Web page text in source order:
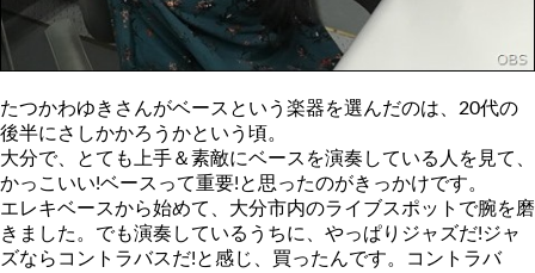
たつかわゆきさんがベースという楽器を選んだのは、20代の
後半にさしかかろうかという頃。
大分で、とても上手＆素敵にベースを演奏している人を見て、
かっこいい!ベースって重要!と思ったのがきっかけです。
エレキベースから始めて、大分市内のライブスポットで腕を磨
きました。でも演奏しているうちに、やっぱりジャズだ!ジャ
ズならコントラバスだ!と感じ、買ったんです。コントラバ